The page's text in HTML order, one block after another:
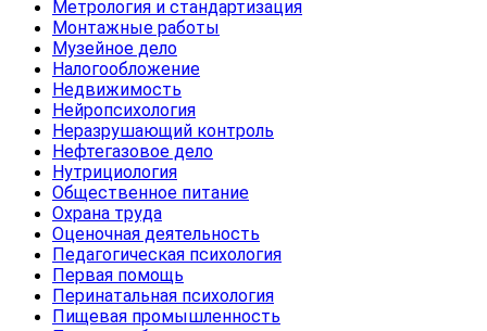
Метрология и стандартизация
Монтажные работы
Музейное дело
Налогообложение
Недвижимость
Нейропсихология
Неразрушающий контроль
Нефтегазовое дело
Нутрициология
Общественное питание
Охрана труда
Оценочная деятельность
Педагогическая психология
Первая помощь
Перинатальная психология
Пищевая промышленность